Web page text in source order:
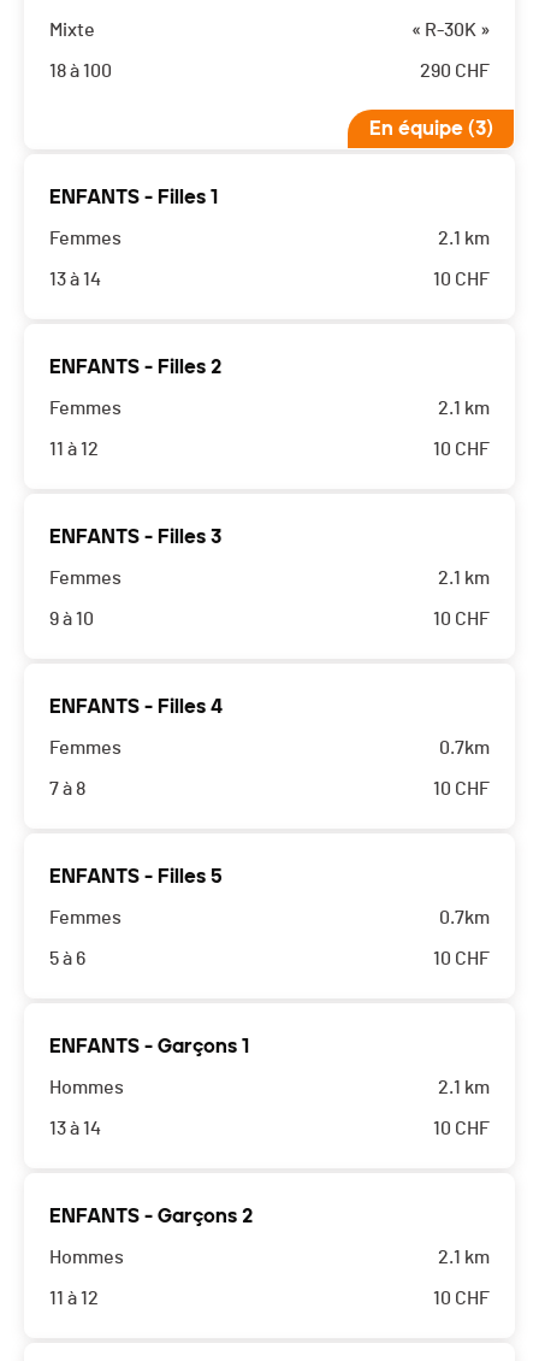
Mixte
18 à 100
« R-30K »
290 CHF
En équipe (3)
ENFANTS - Filles 1
Femmes
13 à 14
2.1 km
10 CHF
ENFANTS - Filles 2
Femmes
11 à 12
2.1 km
10 CHF
ENFANTS - Filles 3
Femmes
9 à 10
2.1 km
10 CHF
ENFANTS - Filles 4
Femmes
7 à 8
0.7km
10 CHF
ENFANTS - Filles 5
Femmes
5 à 6
0.7km
10 CHF
ENFANTS - Garçons 1
Hommes
13 à 14
2.1 km
10 CHF
ENFANTS - Garçons 2
Hommes
11 à 12
2.1 km
10 CHF